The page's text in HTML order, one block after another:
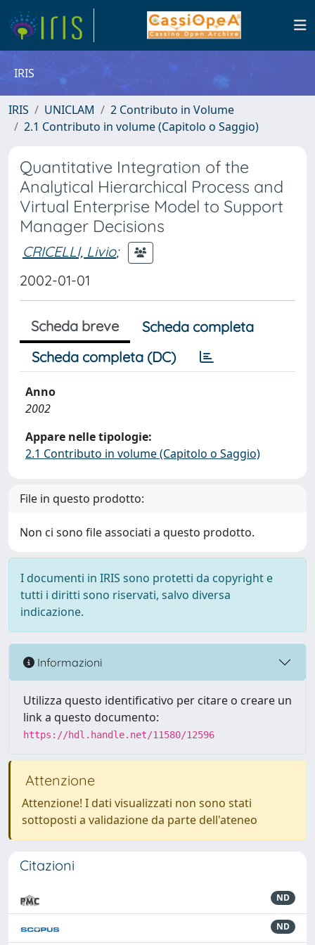
IRIS
IRIS UNICLAM
2 Contributo in Volume
2.1 Contributo in volume (Capitolo o Saggio)
Quantitative Integration of the
Analytical Hierarchical Process and
Virtual Enterprise Model to Support
Manager Decisions
CRICELLI, Livio;
2002-01-01
Scheda breve
Scheda completa
Scheda completa (DC)
Anno
2002
Appare nelle tipologie:
2.1 Contributo in volume (Capitolo o Saggio)
File in questo prodotto:
Non ci sono file associati a questo prodotto.
I documenti in IRIS sono protetti da copyright e
tutti i diritti sono riservati, salvo diversa
indicazione.
Informazioni
Utilizza questo identificativo per citare o creare un
link a questo documento:
https://hdl.handle.net/11580/12596
Attenzione
Attenzione! I dati visualizzati non sono stati
sottoposti a validazione da parte dell'ateneo
Citazioni
ND
ND